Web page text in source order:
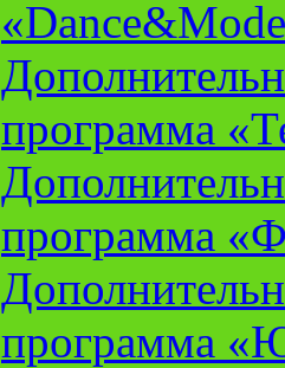
программа
программа
программа